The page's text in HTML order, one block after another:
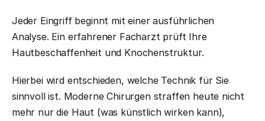
Jeder Eingriff beginnt mit einer ausführlichen
Analyse. Ein erfahrener Facharzt prüft Ihre
Hautbeschaffenheit und Knochenstruktur.
Hierbei wird entschieden, welche Technik für Sie
sinnvoll ist. Moderne Chirurgen straffen heute nicht
mehr nur die Haut (was künstlich wirken kann),